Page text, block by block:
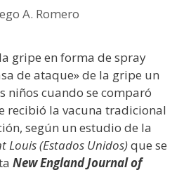
A. Romero
gripe en forma de spray
de ataque» de la gripe un
niños cuando se comparó
recibió la vacuna tradicional
según un estudio de la
Louis(Estados Unidos)que se
New England Journal of